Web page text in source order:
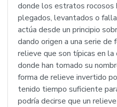
donde los estratos rocosos
plegados, levantados o
actúa desde un principio
dando origen a una serie de
relieve que son típicas en la
donde han tomado su
forma de relieve invertido
tenido tiempo suficiente
podría decirse que un